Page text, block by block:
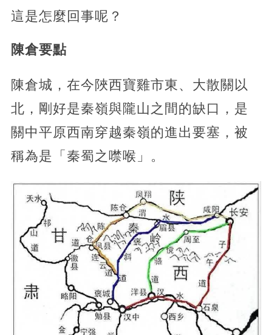
這是怎麼回事呢？
陳倉要點
陳倉城，在今陜西寶雞市東、大散關以
北，剛好是秦嶺與隴山之間的缺口，是
關中平原西南穿越秦嶺的進出要塞，被
稱為是「秦蜀之噤喉」。